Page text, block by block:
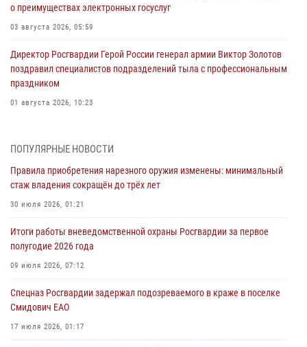
о преимуществах электронных госуслуг
03 августа 2026, 05:59
Директор Росгвардии Герой России генерал армии Виктор Золотов
поздравил специалистов подразделений тыла с профессиональным
праздником
01 августа 2026, 10:23
Российской Федерации
В Росгвардии вспоминают российских воинов, погибших в Первой
мировой войне 1914-1918 годов
Внесены изменения в правила проведения контрольного отстрела
гражданского оружия
Правила приобретения нарезного оружия изменены: минимальный
стаж владения сокращён до трёх лет
ПОПУЛЯРНЫЕ НОВОСТИ
Правила приобретения нарезного оружия изменены: минимальный
стаж владения сокращён до трёх лет
30 июля 2026, 01:21
Итоги работы вневедомственной охраны Росгвардии за первое
полугодие 2026 года
09 июля 2026, 07:12
Спецназ Росгвардии задержал подозреваемого в краже в поселке
Смидович ЕАО
17 июля 2026, 01:17